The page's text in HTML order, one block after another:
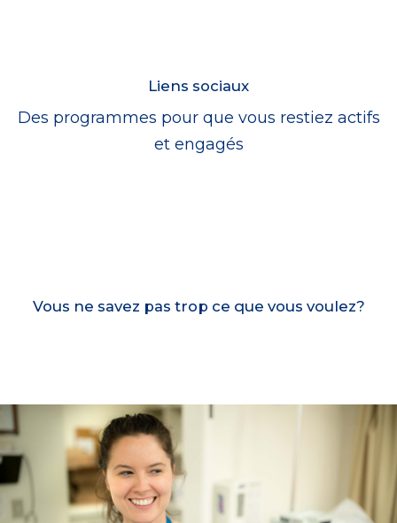
Liens sociaux
Des programmes pour que vous restiez actifs
et engagés
Vous ne savez pas trop ce que vous voulez?